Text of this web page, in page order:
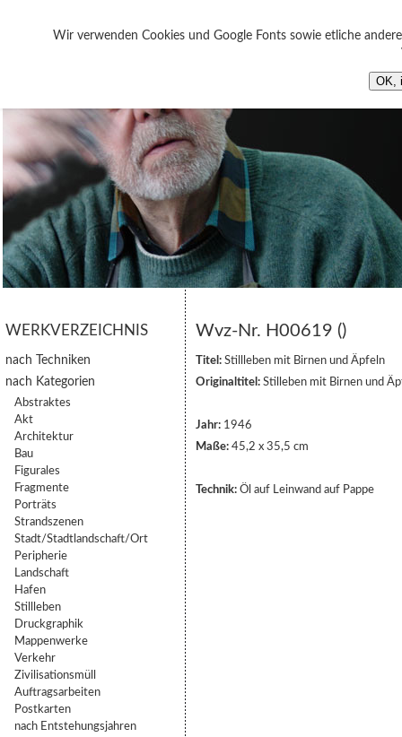
Wir verwenden Cookies und Google Fonts sowie etliche
OK,
WERKVERZEICHNIS
nach Techniken
nach Kategorien
Abstraktes
Akt
Architektur
Bau
Figurales
Fragmente
Porträts
Strandszenen
Stadt/Stadtlandschaft/Ort
Peripherie
Landschaft
Hafen
Stillleben
Druckgraphik
Mappenwerke
Verkehr
Zivilisationsmüll
Auftragsarbeiten
Postkarten
nach Entstehungsjahren
Wvz-Nr. H00619 ()
Titel: Stillleben mit Birnen und Äpfeln
Originaltitel: Stilleben mit Birnen und
Jahr: 1946
Maße: 45,2 x 35,5 cm
Technik: Öl auf Leinwand auf Pappe